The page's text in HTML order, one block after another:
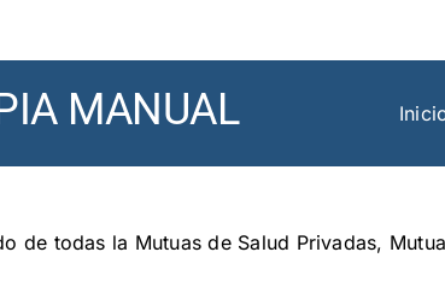
MANUAL
de todas la Mutuas de Salud Privadas,